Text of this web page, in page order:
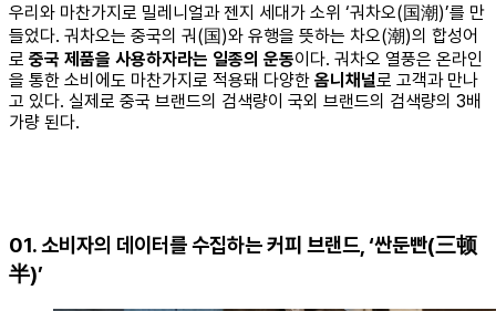
우리와 마찬가지로 밀레니얼과 젠지 세대가 소위 ‘궈차오(国潮)’를 만
들었다. 궈차오는 중국의 궈(国)와 유행을 뜻하는 차오(潮)의 합성어
로 중국 제품을 사용하자라는 일종의 운동이다. 궈차오 열풍은 온라인
을 통한 소비에도 마찬가지로 적용돼 다양한 옴니채널로 고객과 만나
고 있다. 실제로 중국 브랜드의 검색량이 국외 브랜드의 검색량의 3배
가량 된다.
01. 소비자의 데이터를 수집하는 커피 브랜드, ‘싼둔빤(三顿
半)’